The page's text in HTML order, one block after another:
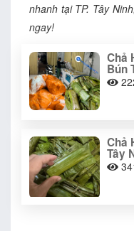
nhanh tại TP. Tây
ngay!
Chả
Bún
Chả
Tây